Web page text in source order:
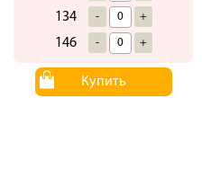
134 - +
146 - +
Купить